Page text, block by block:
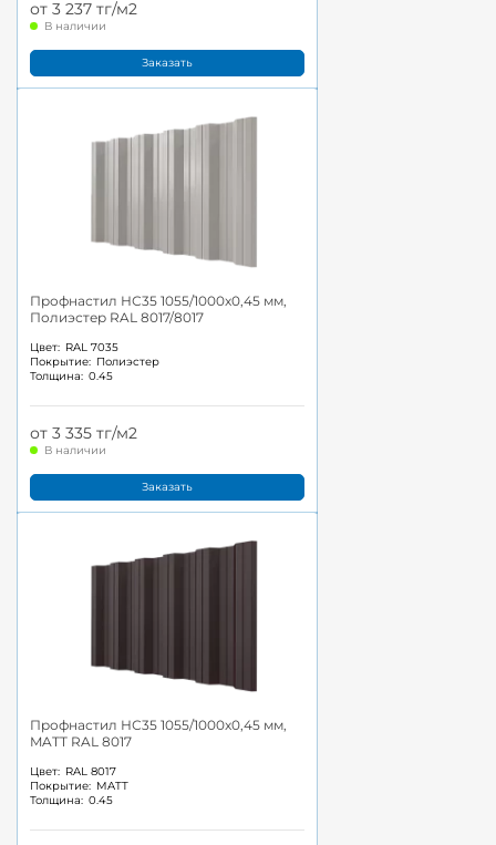
от 3 237 тг/м2
В наличии
Заказать
Профнастил НС35 1055/1000x0,45 мм,
Полиэстер RAL 8017/8017
Цвет: RAL 7035
Покрытие: Полиэстер
Толщина: 0.45
от 3 335 тг/м2
В наличии
Заказать
Профнастил НС35 1055/1000x0,45 мм,
MATT RAL 8017
Цвет: RAL 8017
Покрытие: MATT
Толщина: 0.45